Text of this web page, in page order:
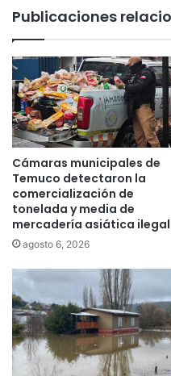
m
e
”
e
n
e
l
u
e
v
o
v
e
o
c
l
i
e
T
e
m
u
c
o
f
r
m
a
c
o
e
n
i
o
c
Publicaciones
Cámaras municipales de
Temuco detectaron la
comercialización de
tonelada y media de
mercadería asiática ilegal
agosto 6, 2026